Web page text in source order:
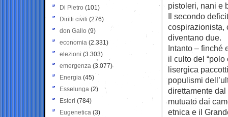
pistoleri, nani e
Il secondo
cospirazionista,
diventano due.
Intanto – finché
il culto del
lisergica
populismi
direttamente
mutuato dai
etnica e il
Di Pietro (101)
Diritti civili (276)
don Gallo (9)
economia (2.331)
elezioni (3.303)
emergenza (3.077)
Energia (45)
Esselunga (2)
Esteri (784)
Eugenetica (3)